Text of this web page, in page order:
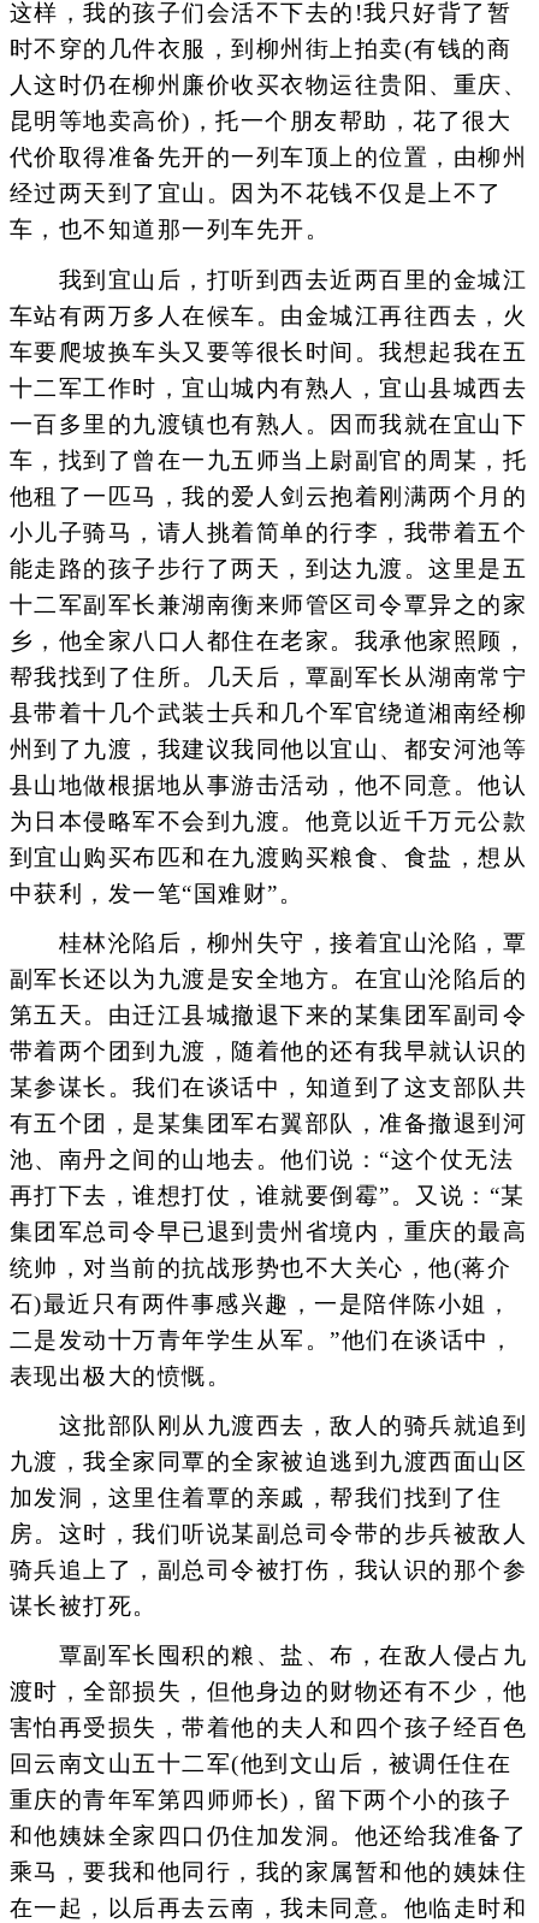
这样，我的孩子们会活不下去的!我只好背了暂
时不穿的几件衣服，到柳州街上拍卖(有钱的商
人这时仍在柳州廉价收买衣物运往贵阳、重庆、
昆明等地卖高价)，托一个朋友帮助，花了很大
代价取得准备先开的一列车顶上的位置，由柳州
经过两天到了宜山。因为不花钱不仅是上不了
车，也不知道那一列车先开。
我到宜山后，打听到西去近两百里的金城江
车站有两万多人在候车。由金城江再往西去，火
车要爬坡换车头又要等很长时间。我想起我在五
十二军工作时，宜山城内有熟人，宜山县城西去
一百多里的九渡镇也有熟人。因而我就在宜山下
车，找到了曾在一九五师当上尉副官的周某，托
他租了一匹马，我的爱人剑云抱着刚满两个月的
小儿子骑马，请人挑着简单的行李，我带着五个
能走路的孩子步行了两天，到达九渡。这里是五
十二军副军长兼湖南衡来师管区司令覃异之的家
乡，他全家八口人都住在老家。我承他家照顾，
帮我找到了住所。几天后，覃副军长从湖南常宁
县带着十几个武装士兵和几个军官绕道湘南经柳
州到了九渡，我建议我同他以宜山、都安河池等
县山地做根据地从事游击活动，他不同意。他认
为日本侵略军不会到九渡。他竟以近千万元公款
到宜山购买布匹和在九渡购买粮食、食盐，想从
中获利，发一笔“国难财”。
桂林沦陷后，柳州失守，接着宜山沦陷，覃
副军长还以为九渡是安全地方。在宜山沦陷后的
第五天。由迁江县城撤退下来的某集团军副司令
带着两个团到九渡，随着他的还有我早就认识的
某参谋长。我们在谈话中，知道到了这支部队共
有五个团，是某集团军右翼部队，准备撤退到河
池、南丹之间的山地去。他们说：“这个仗无法
再打下去，谁想打仗，谁就要倒霉”。又说：“某
集团军总司令早已退到贵州省境内，重庆的最高
统帅，对当前的抗战形势也不大关心，他(蒋介
石)最近只有两件事感兴趣，一是陪伴陈小姐，
二是发动十万青年学生从军。”他们在谈话中，
表现出极大的愤慨。
这批部队刚从九渡西去，敌人的骑兵就追到
九渡，我全家同覃的全家被迫逃到九渡西面山区
加发洞，这里住着覃的亲戚，帮我们找到了住
房。这时，我们听说某副总司令带的步兵被敌人
骑兵追上了，副总司令被打伤，我认识的那个参
谋长被打死。
覃副军长囤积的粮、盐、布，在敌人侵占九
渡时，全部损失，但他身边的财物还有不少，他
害怕再受损失，带着他的夫人和四个孩子经百色
回云南文山五十二军(他到文山后，被调任住在
重庆的青年军第四师师长)，留下两个小的孩子
和他姨妹全家四口仍住加发洞。他还给我准备了
乘马，要我和他同行，我的家属暂和他的姨妹住
在一起，以后再去云南，我未同意。他临走时和